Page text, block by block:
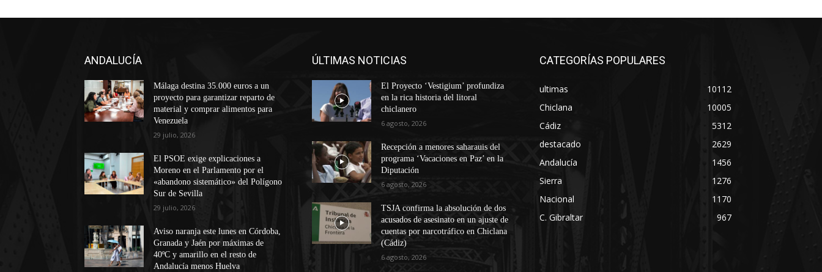
ANDALUCÍA
Málaga destina 35.000 euros a un
proyecto para garantizar reparto de
material y comprar alimentos para
Venezuela
29 julio, 2026
El PSOE exige explicaciones a
Moreno en el Parlamento por el
«abandono sistemático» del Polígono
Sur de Sevilla
29 julio, 2026
Aviso naranja este lunes en Córdoba,
Granada y Jaén por máximas de
40ºC y amarillo en el resto de
Andalucía menos Huelva
ÚLTIMAS NOTICIAS
El Proyecto ‘Vestigium’ profundiza
en la rica historia del litoral
chiclanero
6 agosto, 2026
Recepción a menores saharauis del
programa ‘Vacaciones en Paz’ en la
Diputación
6 agosto, 2026
TSJA confirma la absolución de dos
acusados de asesinato en un ajuste de
cuentas por narcotráfico en Chiclana
(Cádiz)
6 agosto, 2026
CATEGORÍAS POPULARES
ultimas
10112
Chiclana
10005
Cádiz
5312
destacado
2629
Andalucía
1456
Sierra
1276
Nacional
1170
C. Gibraltar
967